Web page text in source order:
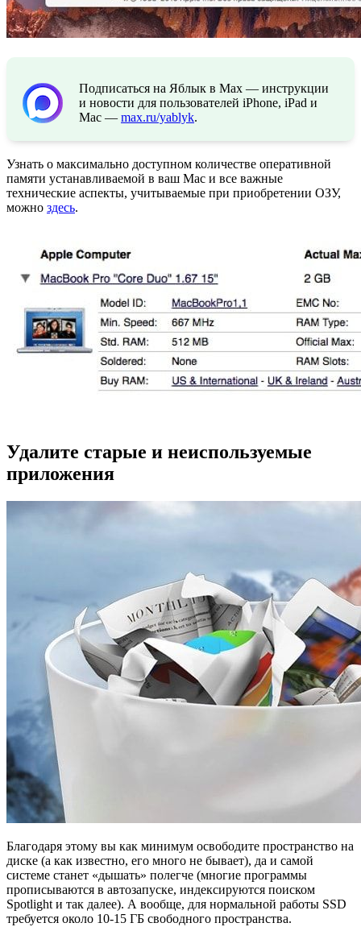
Подписаться на Яблык в Max — инструкции
и новости для пользователей iPhone, iPad и
Mac — max.ru/yablyk.
Узнать о максимально доступном количестве оперативной
памяти устанавливаемой в ваш Mac и все важные
технические аспекты, учитываемые при приобретении ОЗУ,
можно здесь.
Удалите старые и неиспользуемые
приложения
Благодаря этому вы как минимум освободите пространство на
диске (а как известно, его много не бывает), да и самой
системе станет «дышать» полегче (многие программы
прописываются в автозапуске, индексируются поиском
Spotlight и так далее). А вообще, для нормальной работы SSD
требуется около 10-15 ГБ свободного пространства.